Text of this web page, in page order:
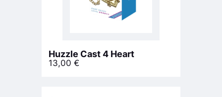
Huzzle Cast 4 Heart
13,00 €